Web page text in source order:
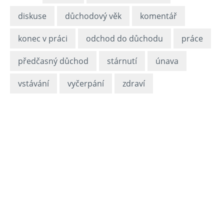
diskuse důchodový věk komentář
konec v práci odchod do důchodu práce
předčasný důchod stárnutí únava
vstávání vyčerpání zdraví